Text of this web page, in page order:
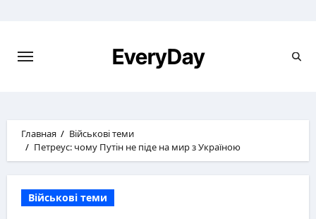
EveryDay
Главная
Військові теми
Петреус: чому Путін не піде на мир з Україною
Військові теми